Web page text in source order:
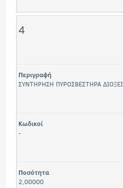
4
Περιγραφή
ΣΥΝΤΗΡΗΣΗ ΠΥΡΟΣΒΕΣΤΗΡΑ
Κωδικοί
-
Ποσότητα
2,00000